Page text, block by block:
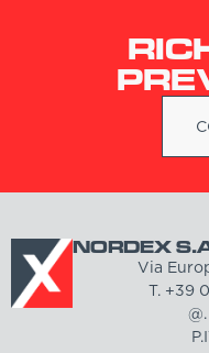
NORDEX
Via
T. +39